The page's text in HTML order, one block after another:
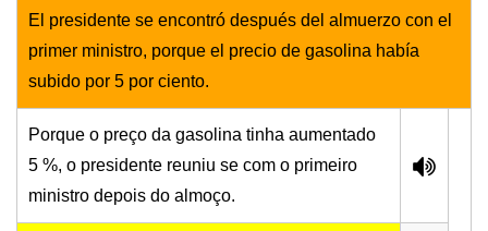
El presidente se encontró después del almuerzo con el
primer ministro, porque el precio de gasolina había
subido por 5 por ciento.
Porque o preço da gasolina tinha aumentado
5 %, o presidente reuniu se com o primeiro
ministro depois do almoço.